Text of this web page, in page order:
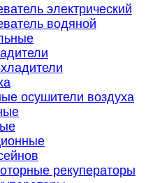
электрический
водяной
осушители воздуха
рекуператоры